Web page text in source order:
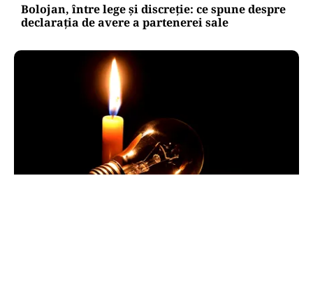
Bolojan, între lege și discreție: ce spune despre
declarația de avere a partenerei sale